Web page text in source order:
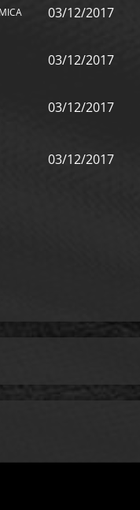
03/12/2017
03/12/2017
03/12/2017
03/12/2017